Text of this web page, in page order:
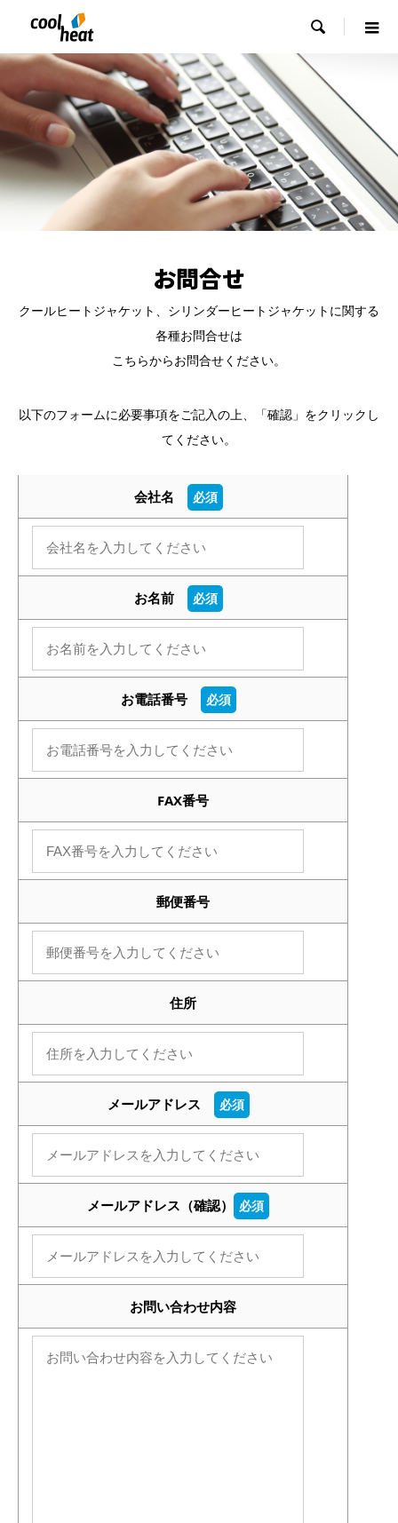

お問合せ
クールヒートジャケット、シリンダーヒートジャケットに関する
各種お問合せは
こちらからお問合せください。
以下のフォームに必要事項をご記入の上、「確認」をクリックし
てください。
会社名 必須
お名前 必須
お電話番号 必須
FAX番号
郵便番号
住所
メールアドレス 必須
メールアドレス（確認） 必須
お問い合わせ内容